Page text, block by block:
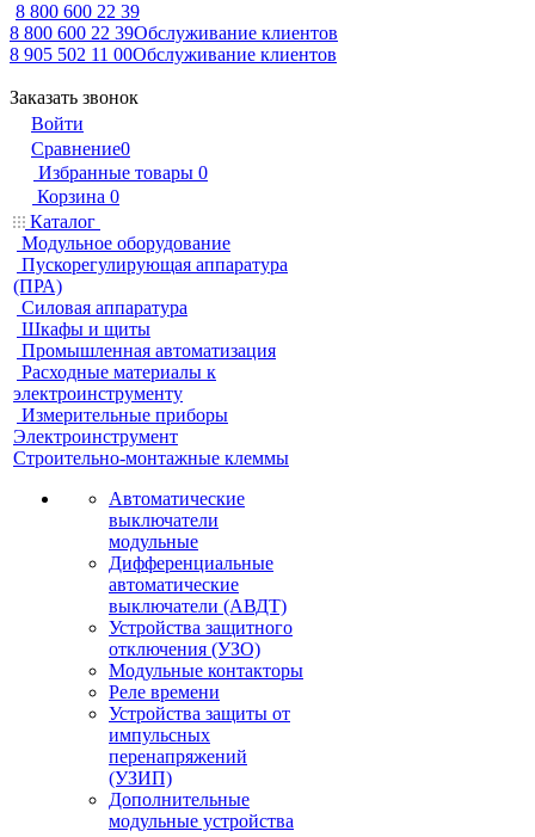
8 800 600 22 39
8 800 600 22 39Обслуживание клиентов
8 905 502 11 00Обслуживание клиентов
Заказать звонок
Войти
Сравнение0
Избранные товары 0
Корзина 0
Каталог
Модульное оборудование
Пускорегулирующая аппаратура
(ПРА)
Силовая аппаратура
Шкафы и щиты
Промышленная автоматизация
Расходные материалы к
электроинструменту
Измерительные приборы
Электроинструмент
Строительно-монтажные клеммы
Автоматические
выключатели
модульные
Дифференциальные
автоматические
выключатели (АВДТ)
Устройства защитного
отключения (УЗО)
Модульные контакторы
Реле времени
Устройства защиты от
импульсных
перенапряжений
(УЗИП)
Дополнительные
модульные устройства